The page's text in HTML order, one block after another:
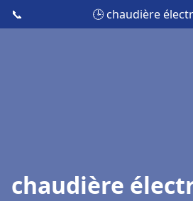
📞 🕒 chaudière
chaudière